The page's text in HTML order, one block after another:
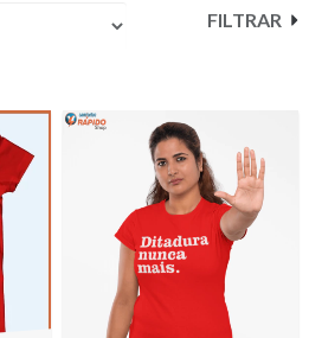
FILTRAR